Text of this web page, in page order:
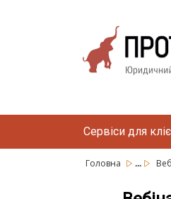
Сервіси для
Головна ...